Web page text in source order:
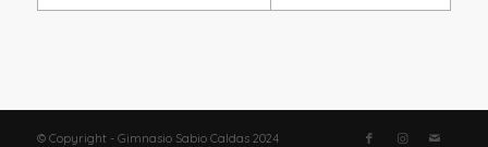
© Copyright - Gimnasio Sabio Caldas 2024